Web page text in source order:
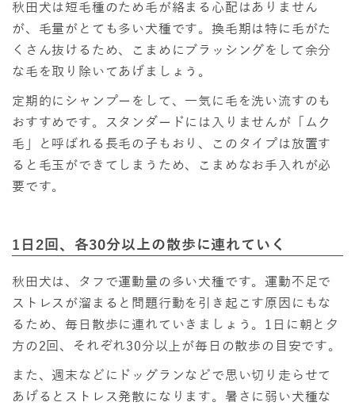
秋田犬は短毛種のため毛が絡まる心配はありません
が、毛量がとても多い犬種です。換毛期は特に毛がた
くさん抜けるため、こまめにブラッシングをして余分
な毛を取り除いてあげましょう。
定期的にシャンプーをして、一気に毛を洗い流すのも
おすすめです。スタンダードには入りませんが「ムク
毛」と呼ばれる長毛の子もおり、このタイプは放置す
ると毛玉ができてしまうため、こまめなお手入れが必
要です。
1日2回、各30分以上の散歩に連れていく
秋田犬は、タフで運動量の多い犬種です。運動不足で
ストレスが溜まると問題行動を引き起こす原因にもな
るため、毎日散歩に連れていきましょう。1日に朝と夕
方の2回、それぞれ30分以上が毎日の散歩の目安です。
また、週末などにドッグランなどで思い切り走らせて
あげるとストレス発散になります。暑さに弱い犬種な